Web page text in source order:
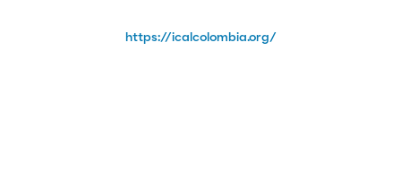
https://icalcolombia.org/